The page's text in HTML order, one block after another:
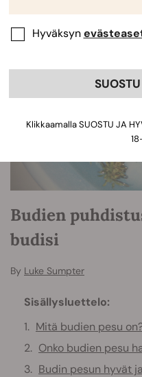
Budien
budisi
By Luke Sumpter
Sisällysluettelo:
Mitä budien pesu
Onko budien pesu
Budin pesun hyvät
Hyväksyn
Klikkaamalla SUOSTU JA